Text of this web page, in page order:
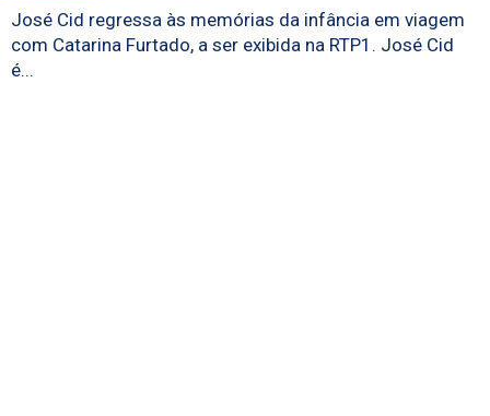
José Cid regressa às memórias da infância em viagem
com Catarina Furtado, a ser exibida na RTP1. José Cid
é...